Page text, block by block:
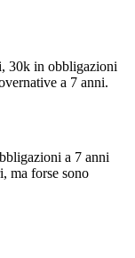
30k in obbligazioni
a 7 anni.
a 7 anni
ma forse sono